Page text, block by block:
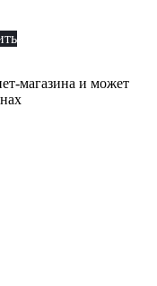
магазина и может